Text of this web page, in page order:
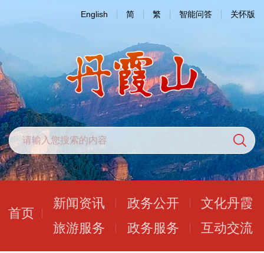
English 简 繁 智能问答 关怀版
首页
新闻资讯 政务公开
文化丹霞
旅游服务
政务服务 互动交流